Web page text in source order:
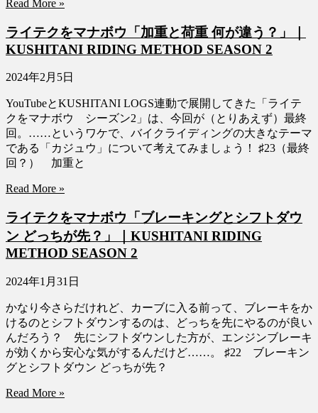
Read More »
ライテクをマナボウ「加重と荷重 何が違う？」｜
KUSHITANI RIDING METHOD SEASON 2
2024年2月5日
YouTubeとKUSHITANI LOGS連動で展開してきた「ライテ
クをマナボウ シーズン2」は、今回が（とりあえず）最終
回。……というワケで、バイクライディングの大きなテーマ
である「カジュウ」について考えてみましょう！ ♯23（最終
回？） 加重と
Read More »
ライテクをマナボウ「ブレーキングとシフトダウ
ン どっちが先？」｜KUSHITANI RIDING
METHOD SEASON 2
2024年1月31日
かなり今さらだけれど、カーブに入る前って、ブレーキをか
けるのとシフトダウンするのは、どっちを先にやるのが良い
んだろう？ 先にシフトダウンした方が、エンジンブレーキ
が効くから安心な気がするんだけど……。 ♯22 ブレーキン
グとシフトダウン どっちが先？
Read More »